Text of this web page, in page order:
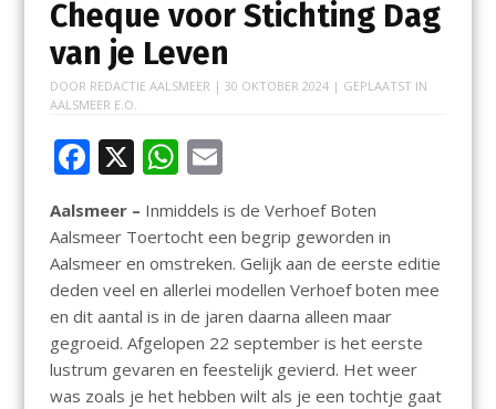
Cheque voor Stichting Dag
van je Leven
DOOR REDACTIE AALSMEER | 30 OKTOBER 2024| GEPLAATST IN
AALSMEER E.O.
F
e
b
o
o
k
X W
h
at
s
A
p
p
E
m
ai
l
Aalsmeer – Inmiddels is de Verhoef Boten
Aalsmeer Toertocht een begrip geworden in
Aalsmeer en omstreken. Gelijk aan de eerste editie
deden veel en allerlei modellen Verhoef boten mee
en dit aantal is in de jaren daarna alleen maar
gegroeid. Afgelopen 22 september is het eerste
lustrum gevaren en feestelijk gevierd. Het weer
was zoals je het hebben wilt als je een tochtje gaat